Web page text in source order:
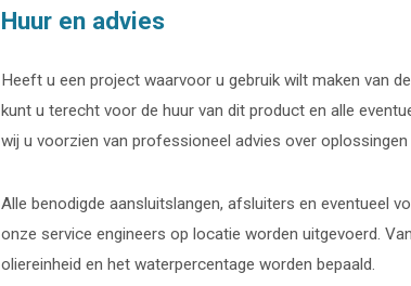
Huur en advies
Heeft u een project waarvoor u gebruik wilt maken van
kunt u terecht voor de huur van dit product en alle
wij u voorzien van professioneel advies over
Alle benodigde aansluitslangen, afsluiters en eventueel
onze service engineers op locatie worden uitgevoerd.
oliereinheid en het waterpercentage worden bepaald.